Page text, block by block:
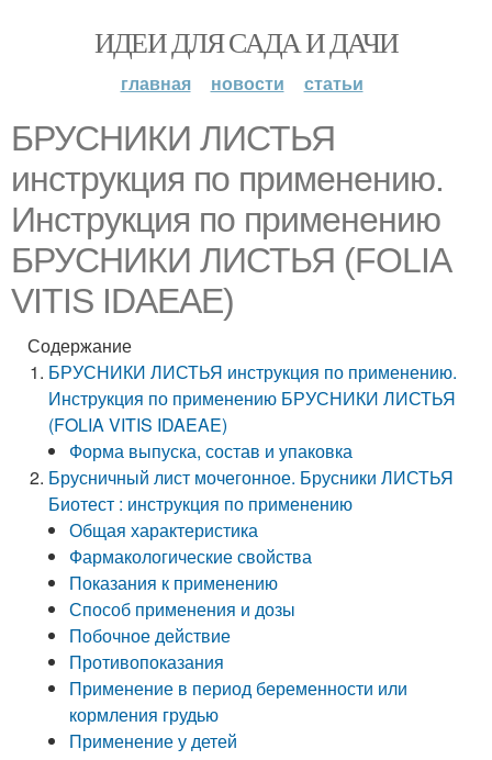
ИДЕИ ДЛЯ САДА И ДАЧИ
главная новости статьи
БРУСНИКИ ЛИСТЬЯ
инструкция по применению.
Инструкция по применению
БРУСНИКИ ЛИСТЬЯ (FOLIA
VITIS IDAEAE)
Содержание
БРУСНИКИ ЛИСТЬЯ инструкция по применению.
Инструкция по применению БРУСНИКИ ЛИСТЬЯ
(FOLIA VITIS IDAEAE)
Форма выпуска, состав и упаковка
Брусничный лист мочегонное. Брусники ЛИСТЬЯ
Биотест : инструкция по применению
Общая характеристика
Фармакологические свойства
Показания к применению
Способ применения и дозы
Побочное действие
Противопоказания
Применение в период беременности или
кормления грудью
Применение у детей